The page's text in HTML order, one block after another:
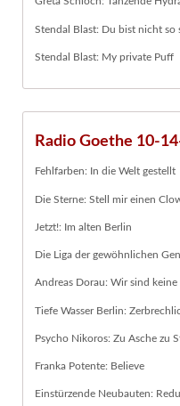
Stendal Blast: Du bist nicht so
Stendal Blast: My private Puff
Radio Goethe 10-
Fehlfarben: In die Welt gestellt
Die Sterne: Stell mir einen
Jetzt!: Im alten Berlin
Die Liga der gewöhnlichen
Andreas Dorau: Wir sind keine
Tiefe Wasser Berlin:
Psycho Nikoros: Zu Asche zu
Franka Potente: Believe
Einstürzende Neubauten: